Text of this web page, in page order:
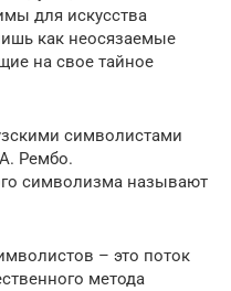
для искусства
как неосязаемые
на свое тайное
символистами
Рембо.
символизма называют
– это поток
метода